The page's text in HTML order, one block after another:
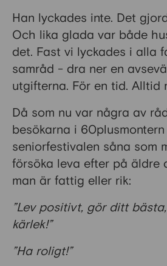
Han lyckades inte. Det
Och lika glada var både
det. Fast vi lyckades i alla
samråd - dra ner en
utgifterna. För en tid. Alltid
Då som nu var några av
besökarna i
seniorfestivalen såna som
försöka leva efter på äldre
man är fattig eller rik:
”Lev positivt, gör ditt
kärlek!”
”Ha roligt!”